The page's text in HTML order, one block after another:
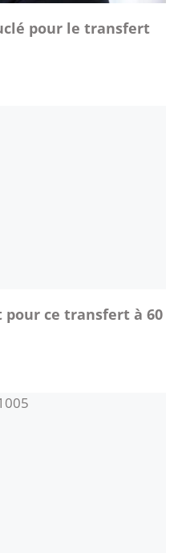
pour le transfert
pour ce transfert à 60